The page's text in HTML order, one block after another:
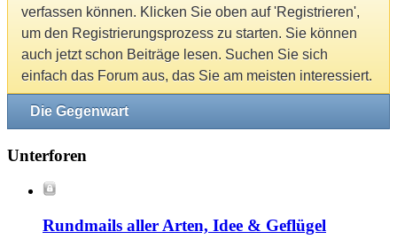
verfassen können. Klicken Sie oben auf 'Registrieren',
um den Registrierungsprozess zu starten. Sie können
auch jetzt schon Beiträge lesen. Suchen Sie sich
einfach das Forum aus, das Sie am meisten interessiert.
Die Gegenwart
Unterforen
Rundmails aller Arten, Idee & Geflügel